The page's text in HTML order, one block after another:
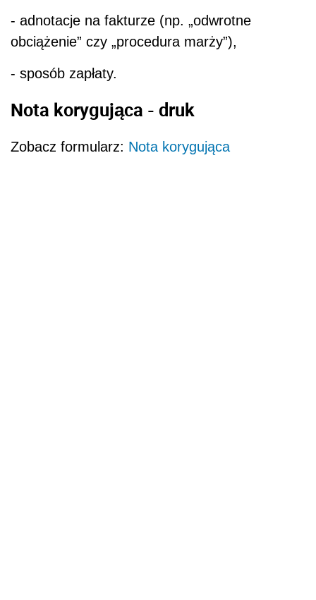
- adnotacje na fakturze (np. „odwrotne
obciążenie” czy „procedura marży”),
- sposób zapłaty.
Nota korygująca - druk
Zobacz formularz: Nota korygująca